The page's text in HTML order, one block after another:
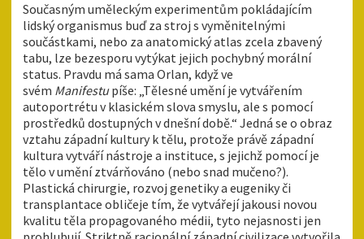
Současným uměleckým experimentům pokládajícím
lidský organismus buď za stroj s vyměnitelnými
součástkami, nebo za anatomický atlas zcela zbavený
tabu, lze bezesporu vytýkat jejich pochybný morální
status. Pravdu má sama Orlan, když ve
svém Manifestupíše: „Tělesné umění je vytvářením
autoportrétu v klasickém slova smyslu, ale s pomocí
prostředků dostupných v dnešní době.“ Jedná se o obraz
vztahu západní kultury k tělu, protože právě západní
kultura vytváří nástroje a instituce, s jejichž pomocí je
tělo v umění ztvárňováno (nebo snad mučeno?).
Plastická chirurgie, rozvoj genetiky a eugeniky či
transplantace obličeje tím, že vytvářejí jakousi novou
kvalitu těla propagovaného médii, tyto nejasnosti jen